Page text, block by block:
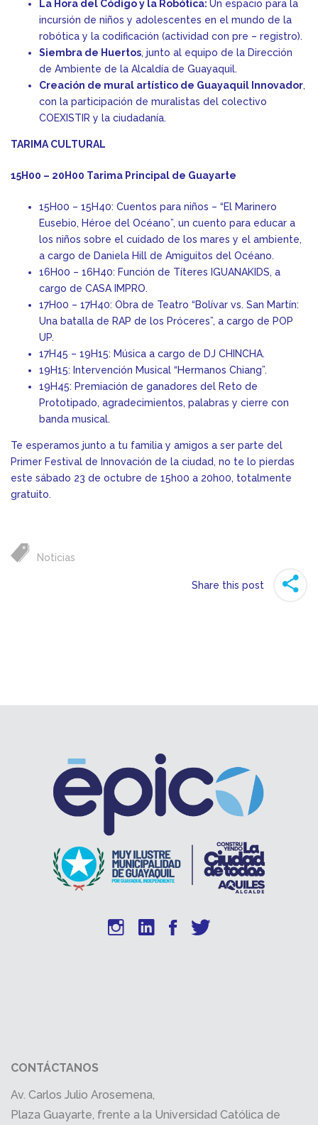
La Hora del Código y la Robótica: Un espacio para la
incursión de niños y adolescentes en el mundo de la
robótica y la codificación (actividad con pre – registro).
Siembra de Huertos, junto al equipo de la Dirección
de Ambiente de la Alcaldía de Guayaquil.
Creación de mural artístico de Guayaquil Innovador,
con la participación de muralistas del colectivo
COEXISTIR y la ciudadanía.
TARIMA CULTURAL
15H00 – 20H00 Tarima Principal de Guayarte
15H00 – 15H40: Cuentos para niños – “El Marinero
Eusebio, Héroe del Océano”, un cuento para educar a
los niños sobre el cuidado de los mares y el ambiente,
a cargo de Daniela Hill de Amiguitos del Océano.
16H00 – 16H40: Función de Títeres IGUANAKIDS, a
cargo de CASA IMPRO.
17H00 – 17H40: Obra de Teatro “Bolívar vs. San Martín:
Una batalla de RAP de los Próceres”, a cargo de POP
UP.
17H45 – 19H15: Música a cargo de DJ CHINCHA.
19H15: Intervención Musical “Hermanos Chiang”.
19H45: Premiación de ganadores del Reto de
Prototipado, agradecimientos, palabras y cierre con
banda musical.
Te esperamos junto a tu familia y amigos a ser parte del
Primer Festival de Innovación de la ciudad, no te lo pierdas
este sábado 23 de octubre de 15h00 a 20h00, totalmente
gratuito.
Noticias
Share this post
CONTÁCTANOS
Av. Carlos Julio Arosemena,
Plaza Guayarte, frente a la Universidad Católica de